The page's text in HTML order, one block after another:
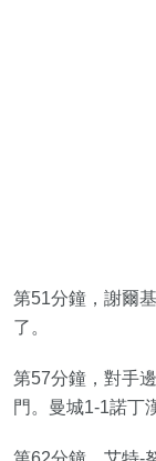
第51分鐘，謝爾
了。
第57分鐘，對手
門。曼城1-1諾丁